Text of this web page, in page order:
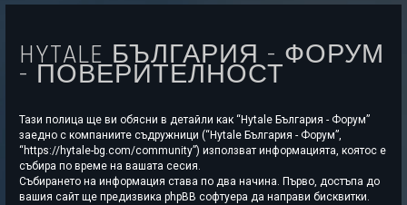
HYTALE БЪЛГАРИЯ - ФОРУМ
- ПОВЕРИТЕЛНОСТ
Тази полица ще ви обясни в детайли как “Hytale България - Форум”
заедно с компаниите съдружници (“Hytale България - Форум”,
“https://hytale-bg.com/community”) използват информацията, коятос е
събира по време на вашата сесия.
Събирането на информация става по два начина. Първо, достъпа до
вашия сайт ще предизвика phpBB софтуера да направи бисквитки.